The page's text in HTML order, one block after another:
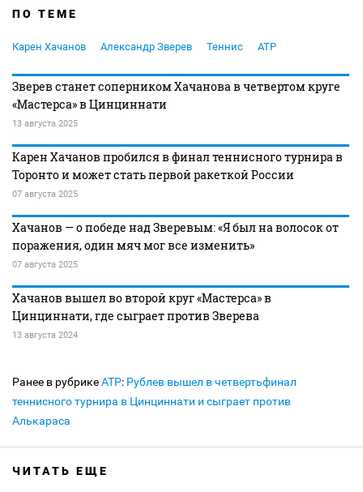
ПО ТЕМЕ
Карен Хачанов Александр Зверев Теннис ATP
Зверев станет соперником Хачанова в четвертом круге
«Мастерса» в Цинциннати
13 августа 2025
Карен Хачанов пробился в финал теннисного турнира в
Торонто и может стать первой ракеткой России
07 августа 2025
Хачанов — о победе над Зверевым: «Я был на волосок от
поражения, один мяч мог все изменить»
07 августа 2025
Хачанов вышел во второй круг «Мастерса» в
Цинциннати, где сыграет против Зверева
13 августа 2024
Ранее в рубрикеATP: Рублев вышел в четвертьфинал
теннисного турнира в Цинциннати и сыграет против
Алькараса
ЧИТАТЬ ЕЩЕ